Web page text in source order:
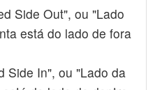
Side Out", ou "Lado
está do lado de fora
Side In", ou "Lado da